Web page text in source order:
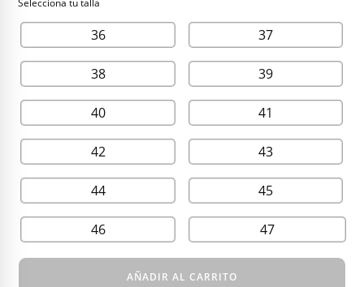
36 37
38 39
40 41
42 43
44 45
46 47
AÑADIR AL CARRITO